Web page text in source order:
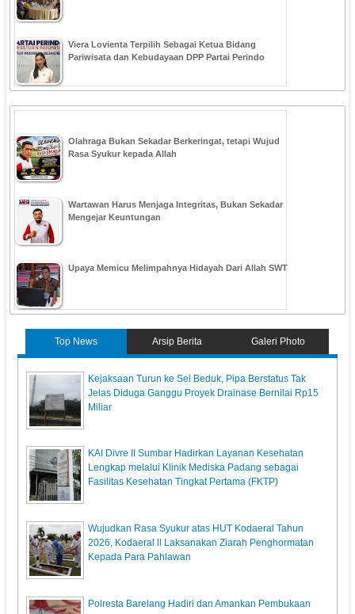
Viera Lovienta Terpilih Sebagai Ketua Bidang
Pariwisata dan Kebudayaan DPP Partai Perindo
Olahraga Bukan Sekadar Berkeringat, tetapi Wujud
Rasa Syukur kepada Allah
Wartawan Harus Menjaga Integritas, Bukan Sekadar
Mengejar Keuntungan
Upaya Memicu Melimpahnya Hidayah Dari Allah SWT
Top News Arsip Berita Galeri Photo
Kejaksaan Turun ke Sei Beduk, Pipa Berstatus Tak
Jelas Diduga Ganggu Proyek Drainase Bernilai Rp15
Miliar
KAI Divre II Sumbar Hadirkan Layanan Kesehatan
Lengkap melalui Klinik Mediska Padang sebagai
Fasilitas Kesehatan Tingkat Pertama (FKTP)
Wujudkan Rasa Syukur atas HUT Kodaeral Tahun
2026, Kodaeral ll Laksanakan Ziarah Penghormatan
Kepada Para Pahlawan
Polresta Barelang Hadiri dan Amankan Pembukaan